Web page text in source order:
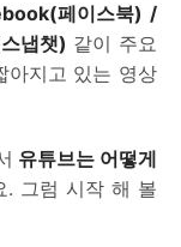
페이스북) /
냅챗) 같이 주요
아지고 있는 영상
유튜브는 어떻게
. 그럼 시작 해 볼